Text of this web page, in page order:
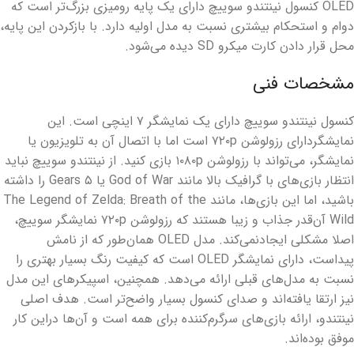
OLED کنسول نینتندو سوییچ دارای یک پایه رومیزی بزرگ‌تر است که
دوام و استحکام بیشتری نسبت به مدل اولیه دارد. با بازکردن این پایه،
محل قرار دادن کارت میکرو SD دیده می‌شود.
مشخصات فنی
کنسول نینتندو سوییچ دارای یک نمایشگر ۷ اینچی است. این
نمایشگردارای رزولوشن ۷۲۰p است اما با اتصال آن به تلویزیون یا
نمایشگر، می‌تواند با رزولوشن ۱۰۸۰p بازی کنید. از نینتندو سوییچ نباید
انتظار بازی‌های با گرافیک بالا مانند God of War یا Gears ۵ را داشته
باشید، اما این بازی‌ها، مانند The Legend of Zelda: Breath of the
Wild آن‌قدر جذاب و زیبا هستند که رزولوشن ۷۲۰p نمایشگر سوییچ،
اصلا مشکلی ایجادنمی‌کند. مدل OLED همان‌طور که از نامش
پیداست، دارای نمایشگر OLED است که کیفیت رنگ بسیار بهتری را
نسبت به مدل‌های قبلی ارائه می‌دهد. همچنین، اسپیکرهای این مدل
نیز ارتقا یافته‌اند و صدای کنسول بسیار واضح‌تر است. هدف اصلی
نینتندو، ارائه بازی‌های سرگرم‌کننده برای همه است و آن‌ها دراین کار
موفق بوده‌اند.